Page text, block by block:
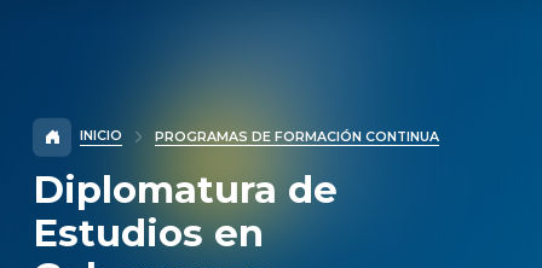
INICIO PROGRAMAS DE FORMACIÓN CONTINUA
Diplomatura de
Estudios en